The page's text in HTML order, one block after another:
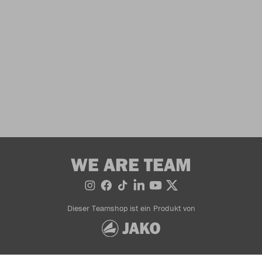
WE ARE TEAM
Dieser Teamshop ist ein Produkt von